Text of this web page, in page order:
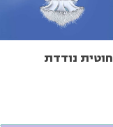
חוטית נודדת